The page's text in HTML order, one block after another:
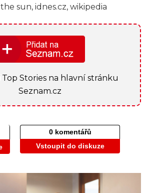
sun, idnes.cz, wikipedia
Top Stories na hlavní stránku
Seznam.cz
0 komentářů
Vstoupit do diskuze